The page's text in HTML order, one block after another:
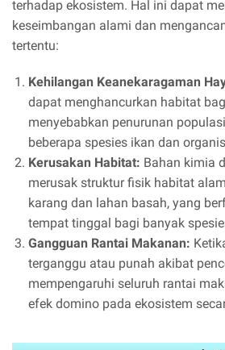
terhadap ekosistem. Hal ini dapat
keseimbangan alami dan
tertentu:
Kehilangan Keanekaragaman
dapat menghancurkan habitat
menyebabkan penurunan
beberapa spesies ikan dan
Kerusakan Habitat: Bahan kimia
merusak struktur fisik habitat
karang dan lahan basah, yang
tempat tinggal bagi banyak
Gangguan Rantai Makanan:
terganggu atau punah akibat
mempengaruhi seluruh rantai
efek domino pada ekosistem